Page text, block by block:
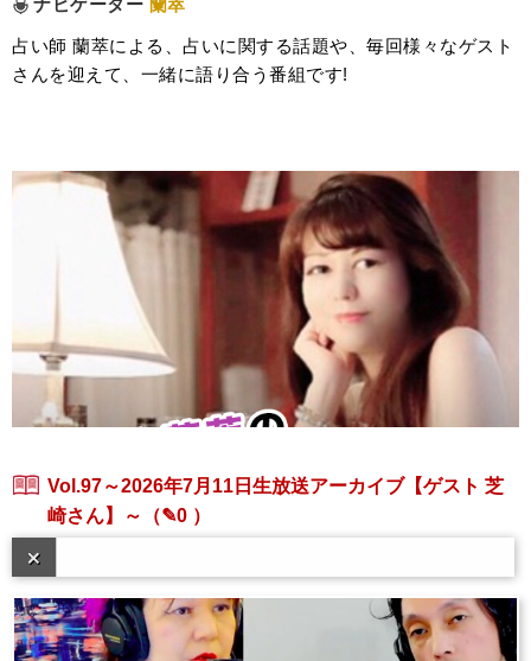
占い師 蘭萃による、占いに関する話題や、毎回様々なゲスト
さんを迎えて、一緒に語り合う番組です!
Vol.97～2026年7月11日生放送アーカイブ【ゲスト 芝
崎さん】～
（✎0 ）
Error loading: "/programs/archive/entame/jingle-ending-for-iphone.m4a"